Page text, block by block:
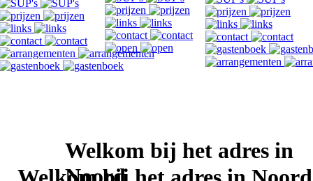
Welkom bij het adres in